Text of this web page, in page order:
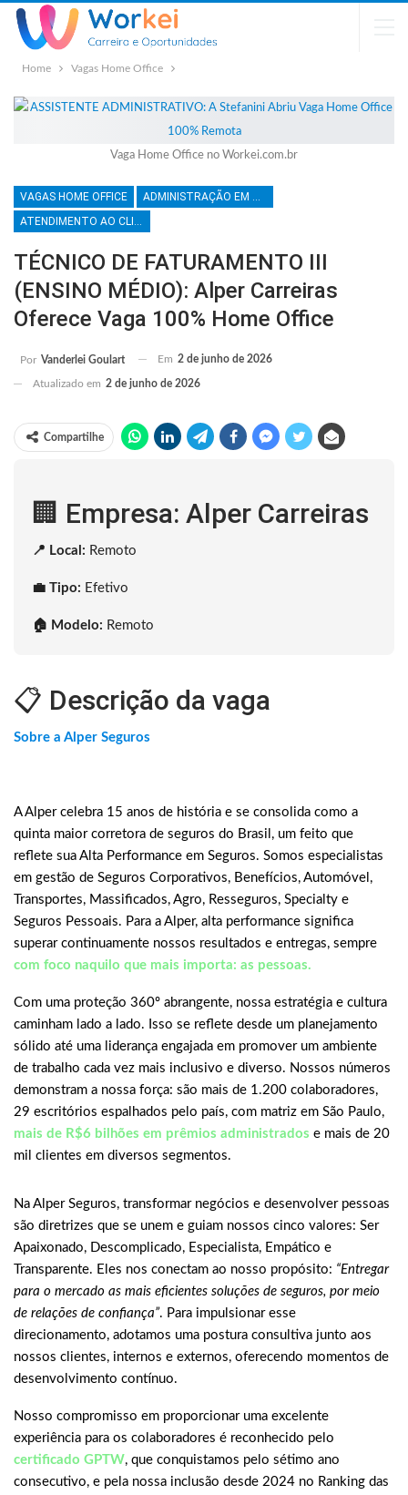
Home Vagas Home Office
Vaga Home Office no Workei.com.br
VAGAS HOME OFFICE
ADMINISTRAÇÃO EM GERAL
ATENDIMENTO AO CLIENTE
TÉCNICO DE FATURAMENTO III
(ENSINO MÉDIO): Alper Carreiras
Oferece Vaga 100% Home Office
Por Vanderlei Goulart Em 2 de junho de 2026
Atualizado em 2 de junho de 2026
Compartilhe
🏢 Empresa: Alper Carreiras
📍 Local: Remoto
💼 Tipo: Efetivo
🏠 Modelo: Remoto
📋 Descrição da vaga
Sobre a Alper Seguros
A Alper celebra 15 anos de história e se consolida como a
quinta maior corretora de seguros do Brasil, um feito que
reflete sua Alta Performance em Seguros. Somos especialistas
em gestão de Seguros Corporativos, Benefícios, Automóvel,
Transportes, Massificados, Agro, Resseguros, Specialty e
Seguros Pessoais. Para a Alper, alta performance significa
superar continuamente nossos resultados e entregas, sempre
com foco naquilo que mais importa: as pessoas.
Com uma proteção 360º abrangente, nossa estratégia e cultura
caminham lado a lado. Isso se reflete desde um planejamento
sólido até uma liderança engajada em promover um ambiente
de trabalho cada vez mais inclusivo e diverso. Nossos números
demonstram a nossa força: são mais de 1.200 colaboradores,
29 escritórios espalhados pelo país, com matriz em São Paulo,
mais de R$6 bilhões em prêmios administrados e mais de 20
mil clientes em diversos segmentos.
Na Alper Seguros, transformar negócios e desenvolver pessoas
são diretrizes que se unem e guiam nossos cinco valores: Ser
Apaixonado, Descomplicado, Especialista, Empático e
Transparente. Eles nos conectam ao nosso propósito: “Entregar
para o mercado as mais eficientes soluções de seguros, por meio
de relações de confiança”. Para impulsionar esse
direcionamento, adotamos uma postura consultiva junto aos
nossos clientes, internos e externos, oferecendo momentos de
desenvolvimento contínuo.
Nosso compromisso em proporcionar uma excelente
experiência para os colaboradores é reconhecido pelo
certificado GPTW, que conquistamos pelo sétimo ano
consecutivo, e pela nossa inclusão desde 2024 no Ranking das